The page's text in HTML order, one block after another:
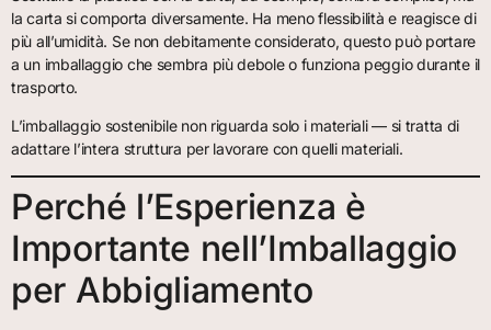
la carta si comporta diversamente. Ha meno flessibilità e reagisce di
più all’umidità. Se non debitamente considerato, questo può portare
a un imballaggio che sembra più debole o funziona peggio durante il
trasporto.
L’imballaggio sostenibile non riguarda solo i materiali — si tratta di
adattare l’intera struttura per lavorare con quelli materiali.
Perché l’Esperienza è
Importante nell’Imballaggio
per Abbigliamento